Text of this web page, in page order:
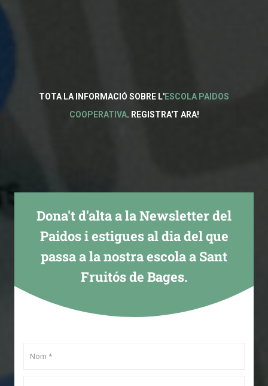
TOTA LA INFORMACIÓ SOBRE L'ESCOLA PAIDOS
COOPERATIVA. REGISTRA'T ARA!
Dona't d'alta a la Newsletter del
Paidos i estigues al dia del que
passa a la nostra escola a Sant
Fruitós de Bages.